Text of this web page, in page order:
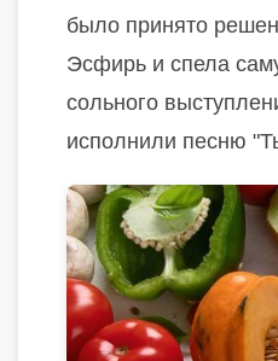
было принято
Эсфирь и спела
сольного
исполнили песню